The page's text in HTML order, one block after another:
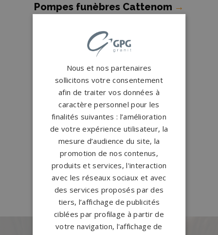
Pompes funèbres Cattenom →
Pompes funèbres
GROSBLIEDERSTROFF
Pompes funèbres Guénange
Pompes funèbres L'Hôpital
Pompes funèbres Metz
Pompes funèbres Moyeuvre-
Grande →
Pompes funèbres Novéant-sur-
Moselle →
Pompes funèbres SARRALBE
Nous et nos partenaires
sollicitons votre consentement
afin de traiter vos données à
caractère personnel pour les
finalités suivantes : l’amélioration
de votre expérience utilisateur, la
mesure d’audience du site, la
promotion de nos contenus,
produits et services, l'interaction
avec les réseaux sociaux et avec
des services proposés par des
tiers, l’affichage de publicités
ciblées par profilage à partir de
votre navigation, l'affichage de